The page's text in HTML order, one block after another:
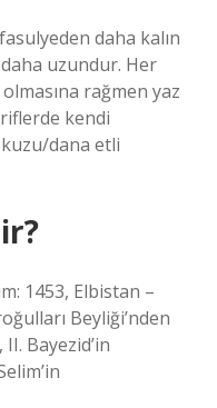
daha kalın
uzundur. Her
rağmen yaz
kendi
dana etli
Beyliği’nden
Bayezid’in